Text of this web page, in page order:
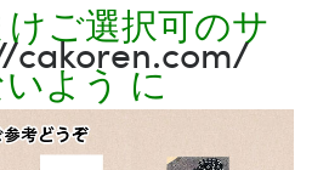
ご選択可のサ
cakoren.com/
よう に